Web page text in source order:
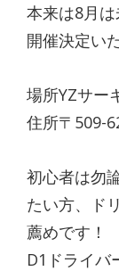
本来は8月
開催決定い
場所YZサー
住所〒509-
初心者は勿
たい方、ド
薦めです！
D1ドライバ